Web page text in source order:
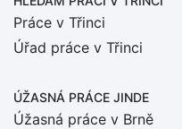
Práce v Třinci
Úřad práce v Třinci
ÚŽASNÁ PRÁCE JINDE
Úžasná práce v Brně